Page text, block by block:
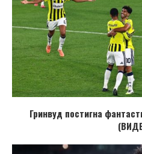
Гринвуд постигна